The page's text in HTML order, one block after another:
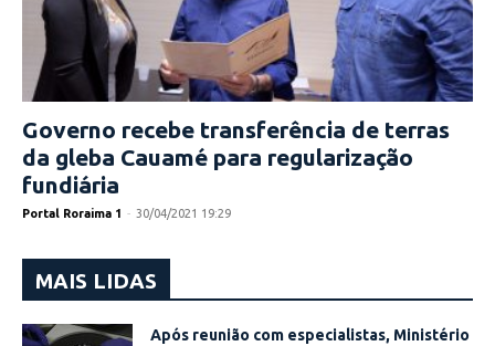
Governo recebe transferência de terras
da gleba Cauamé para regularização
fundiária
Portal Roraima 1 - 30/04/2021 19:29
MAIS LIDAS
Após reunião com especialistas, Ministério